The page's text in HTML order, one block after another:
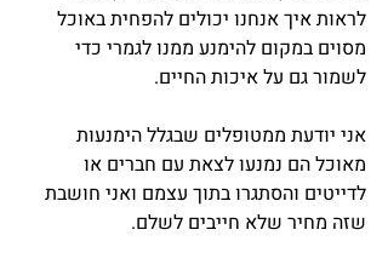
לראות איך אנחנו יכולים להפחית באוכל
מסוים במקום להימנע ממנו לגמרי כדי
לשמור גם על איכות החיים.
אני יודעת ממטופלים שבגלל הימנעות
מאוכל הם נמנעו לצאת עם חברים או
לדייטים והסתגרו בתוך עצמם ואני חושבת
שזה מחיר שלא חייבים לשלם.